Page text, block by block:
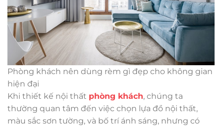
Phòng khách nên dùng rèm gì đẹp cho không gian
hiện đại
Khi thiết kế nội thất phòng khách, chúng ta
thường quan tâm đến việc chọn lựa đồ nội thất,
màu sắc sơn tường, và bố trí ánh sáng, nhưng có